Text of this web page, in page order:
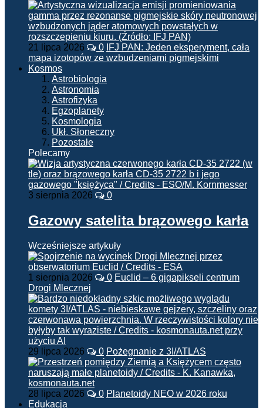
21 lipca 2026 0 IFJ PAN: Jeden eksperyment, cała
mapa izotopów ze wzbudzeniami pigmejskimi
Kosmos
Astrobiologia
Astronomia
Astrofizyka
Egzoplanety
Kosmologia
Ukł. Słoneczny
Pozostałe
Polecamy
3 sierpnia 2026 0
Gazowy satelita brązowego karła
Wcześniejsze artykuły
1 sierpnia 2026 0 Euclid – 6 gigapikseli centrum
Drogi Mlecznej
29 lipca 2026 0 Pożegnanie z 3I/ATLAS
28 lipca 2026 0 Planetoidy NEO w 2026 roku
Edukacja